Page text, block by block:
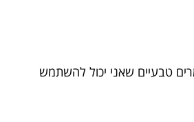
טבעיים שאני יכול להשתמש